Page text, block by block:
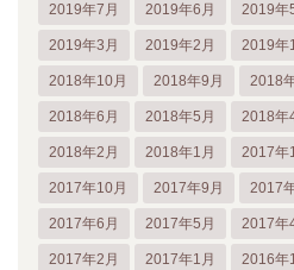
2019年7月 2019年6月 2019年
2019年3月 2019年2月 2019年
2018年10月 2018年9月 2018
2018年6月 2018年5月 2018年
2018年2月 2018年1月 2017年
2017年10月 2017年9月 2017
2017年6月 2017年5月 2017年
2017年2月 2017年1月 2016年